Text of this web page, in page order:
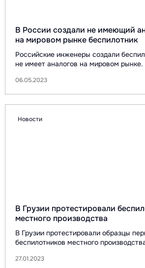
В России создали не имеющий
на мировом рынке беспилотник
Российские инженеры создали
не имеет аналогов на мировом рынке.
06.05.2023
Новости
В Грузии протестировали
местного производства
В Грузии протестировали образцы
беспилотников местного
27.01.2023